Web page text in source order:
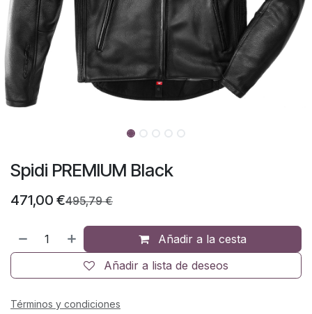
Spidi PREMIUM Black
471,00 €495,79€
Añadir a la cesta
Añadir a lista de deseos
Términos y condiciones